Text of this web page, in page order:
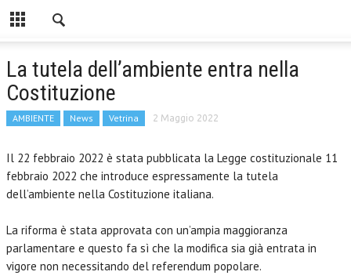
La tutela dell’ambiente entra nella
Costituzione
AMBIENTE News Vetrina 2 Maggio 2022
Il 22 febbraio 2022 è stata pubblicata la Legge costituzionale 11
febbraio 2022 che introduce espressamente la tutela
dell’ambiente nella Costituzione italiana.
La riforma è stata approvata con un’ampia maggioranza
parlamentare e questo fa sì che la modifica sia già entrata in
vigore non necessitando del referendum popolare.